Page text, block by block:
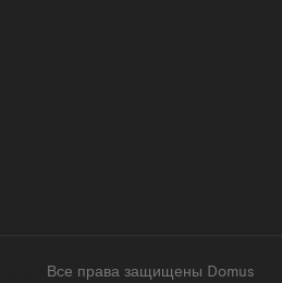
Все права защищены Domus